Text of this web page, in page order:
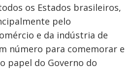
os Estados brasileiros,
pelo
e da indústria de
número para comemorar e
papel do Governo do